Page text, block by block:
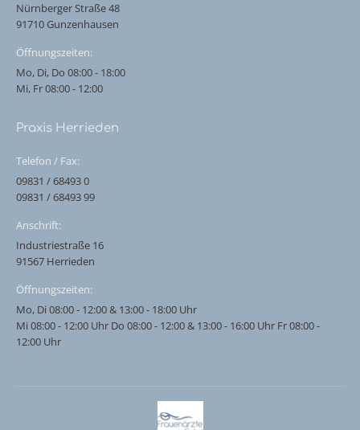
Nürnberger Straße 48
91710 Gunzenhausen
Öffnungszeiten:
Mo, Di, Do 08:00 - 18:00
Mi, Fr 08:00 - 12:00
Praxis Herrieden
Telefon / Fax:
09831 / 68493 0
09831 / 68493 99
Anschrift:
Industriestraße 16
91567 Herrieden
Öffnungszeiten:
Mo, Di 08:00 - 12:00 & 13:00 - 18:00 Uhr
Mi 08:00 - 12:00 Uhr Do 08:00 - 12:00 & 13:00 - 16:00 Uhr Fr 08:00 -
12:00 Uhr